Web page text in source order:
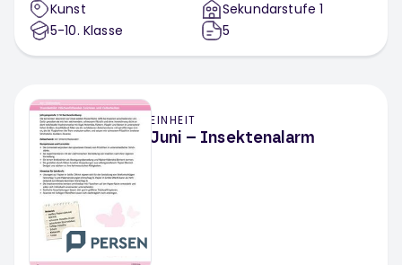
Kunst
5-10. Klasse
Sekundarstufe 1
5
EINHEIT
Juni – Insektenalarm